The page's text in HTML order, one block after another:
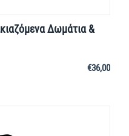
Δωμάτια &
€36,00